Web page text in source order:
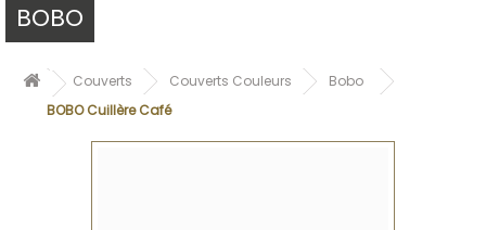
BOBO
Couverts Couverts Couleurs
Bobo
BOBO Cuillère Café